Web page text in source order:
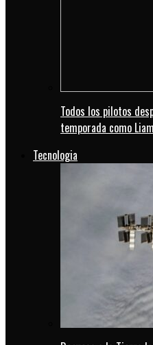
Todos los pilotos
temporada como
Tecnologia